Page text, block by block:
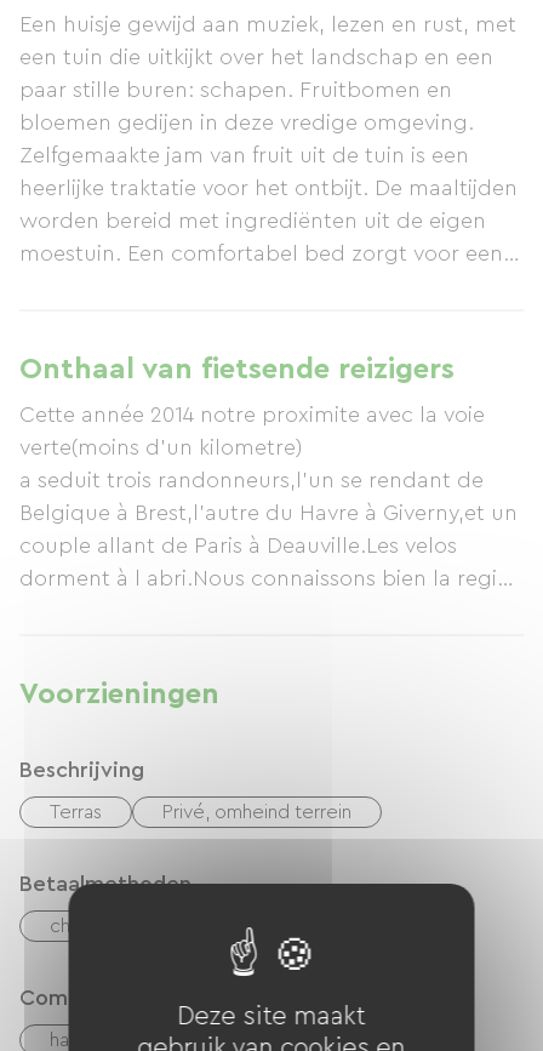
Een huisje gewijd aan muziek, lezen en rust, met
een tuin die uitkijkt over het landschap en een
paar stille buren: schapen. Fruitbomen en
bloemen gedijen in deze vredige omgeving.
Zelfgemaakte jam van fruit uit de tuin is een
heerlijke traktatie voor het ontbijt. De maaltijden
worden bereid met ingrediënten uit de eigen
moestuin. Een comfortabel bed zorgt voor een
Onthaal van fietsende reizigers
Cette année 2014 notre proximite avec la voie
verte(moins d'un kilometre)
a seduit trois randonneurs,l'un se rendant de
Belgique à Brest,l'autre du Havre à Giverny,et un
couple allant de Paris à Deauville.Les velos
dorment à l abri.Nous connaissons bien la region
s'y rendre.
Voorzieningen
Beschrijving
Terras Privé, omheind terrein
Betaalmethoden
checks
Comfort
haard
Deze site maakt